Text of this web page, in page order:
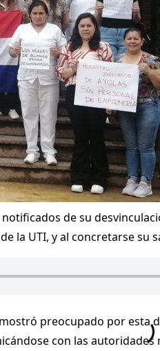
de su
UTI, y al concretarse su
preocupado por
con las